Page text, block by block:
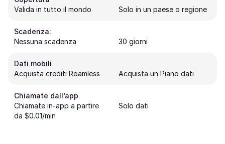
Valida in tutto il mondo
Solo in un paese o regione
Scadenza:
Nessuna scadenza
30 giorni
Dati mobili
Acquista crediti Roamless
Acquista un Piano dati
Chiamate dall’app
Chiamate in-app a partire
da $0.01/min
Solo dati